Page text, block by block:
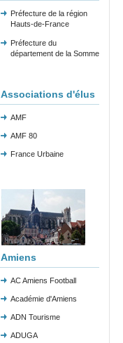
Préfecture de la région
Hauts-de-France
Préfecture du
département de la Somme
Associations d'élus
AMF
AMF 80
France Urbaine
Amiens
AC Amiens Football
Académie d'Amiens
ADN Tourisme
ADUGA